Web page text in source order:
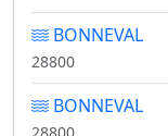
BONNEVAL
28800
BONNEVAL